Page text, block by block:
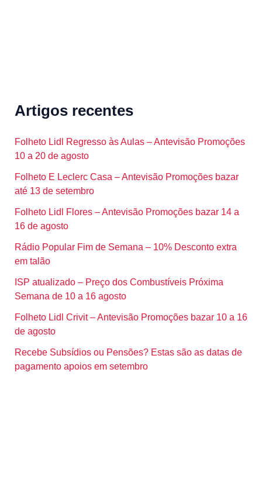
Artigos recentes
Folheto Lidl Regresso às Aulas – Antevisão Promoções
10 a 20 de agosto
Folheto E Leclerc Casa – Antevisão Promoções bazar
até 13 de setembro
Folheto Lidl Flores – Antevisão Promoções bazar 14 a
16 de agosto
Rádio Popular Fim de Semana – 10% Desconto extra
em talão
ISP atualizado – Preço dos Combustíveis Próxima
Semana de 10 a 16 agosto
Folheto Lidl Crivit – Antevisão Promoções bazar 10 a 16
de agosto
Recebe Subsídios ou Pensões? Estas são as datas de
pagamento apoios em setembro